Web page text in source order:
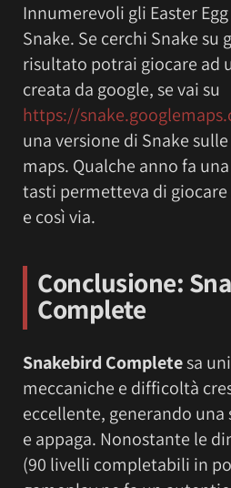
Innumerevoli gli Easter
Snake. Se cerchi Snake
risultato potrai giocare ad
creata da google, se vai su
https://
una versione di Snake
maps. Qualche anno fa
tasti permetteva di giocare
e così via.
Conclusione:
Complete
Snakebird Completesa
meccaniche e difficoltà
eccellente, generando una
e appaga. Nonostante le
(90 livelli completabili in